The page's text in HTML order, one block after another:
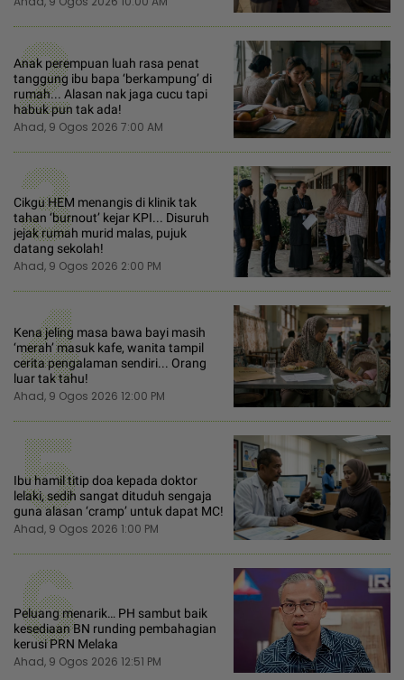
2
Anak perempuan luah rasa penat
tanggung ibu bapa ‘berkampung’ di
rumah... Alasan nak jaga cucu tapi
habuk pun tak ada!
Ahad, 9 Ogos 2026 7:00 AM
3
Cikgu HEM menangis di klinik tak
tahan ‘burnout’ kejar KPI... Disuruh
jejak rumah murid malas, pujuk
datang sekolah!
Ahad, 9 Ogos 2026 2:00 PM
4
Kena jeling masa bawa bayi masih
‘merah’ masuk kafe, wanita tampil
cerita pengalaman sendiri... Orang
luar tak tahu!
Ahad, 9 Ogos 2026 12:00 PM
5
Ibu hamil titip doa kepada doktor
lelaki, sedih sangat dituduh sengaja
guna alasan ‘cramp’ untuk dapat MC!
Ahad, 9 Ogos 2026 1:00 PM
6
Peluang menarik… PH sambut baik
kesediaan BN runding pembahagian
kerusi PRN Melaka
Ahad, 9 Ogos 2026 12:51 PM